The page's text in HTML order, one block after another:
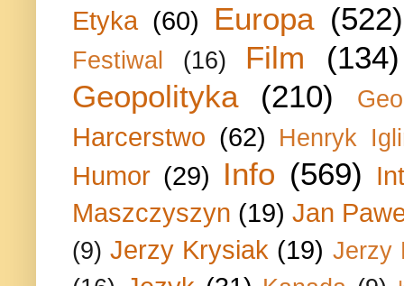
Etyka (60) Europa (522)
Festiwal (16) Film
(134)
Geopolityka
(210)
Harcerstwo (62) Henryk
Humor (29) Info (569)
Maszczyszyn (19) Jan
(9) Jerzy Krysiak (19) Jerzy